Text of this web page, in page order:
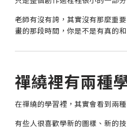
老師有沒有誇，其實沒有那麼重
畫的那段時間，你是不是有真的
禪繞裡有兩種
在禪繞的學習裡，其實會看到兩
有些人很喜歡學新的圖樣、新的